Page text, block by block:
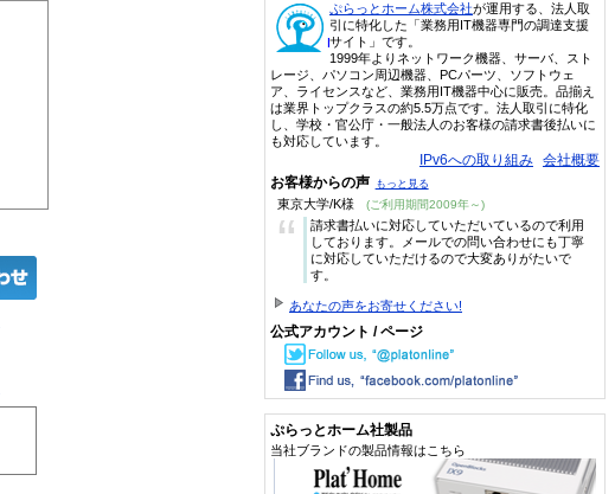
ぷらっとホーム株式会社が運用する、法人取
引に特化した「業務用IT機器専門の調達支援
サイト」です。
1999年よりネットワーク機器、サーバ、スト
レージ、パソコン周辺機器、PCパーツ、ソフトウェ
ア、ライセンスなど、業務用IT機器中心に販売。品揃え
は業界トップクラスの約5.5万点です。法人取引に特化
し、学校・官公庁・一般法人のお客様の請求書後払いに
も対応しています。
IPv6への取り組み 会社概要
お客様からの声 もっと見る
東京大学/K様 (ご利用期間2009年～)
“
請求書払いに対応していただいているので利用
しております。メールでの問い合わせにも丁寧
に対応していただけるので大変ありがたいで
す。
あなたの声をお寄せください!
公式アカウント / ページ
ぷらっとホーム社製品
当社ブランドの製品情報はこちら